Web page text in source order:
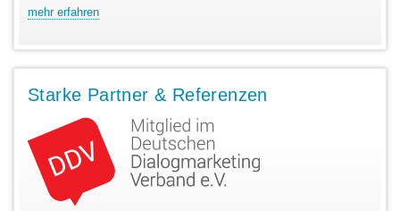
mehr erfahren
Starke Partner & Referenzen